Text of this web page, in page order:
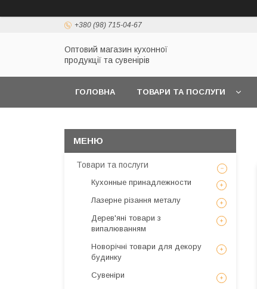
+380 (98) 715-04-67
Оптовий магазин кухонної
продукції та сувенірів
ГОЛОВНА ТОВАРИ ТА ПОСЛУГИ
Товари та послуги
Кухонные принадлежности
Лазерне різання металу
Дерев'яні товари з
випалюванням
Новорічні товари для декору
будинку
Сувеніри